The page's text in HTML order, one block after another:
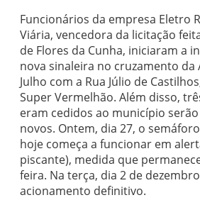
Funcionários da empresa Eletro
Viária, vencedora da licitação
de Flores da Cunha, iniciaram a
nova sinaleira no cruzamento da
Julho com a Rua Júlio de
Super Vermelhão. Além disso,
eram cedidos ao município
novos. Ontem, dia 27, o
hoje começa a funcionar em
piscante), medida que
feira. Na terça, dia 2 de
acionamento definitivo.